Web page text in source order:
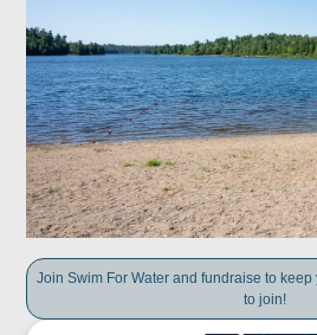
Join Swim For Water and fundraise to
to join!